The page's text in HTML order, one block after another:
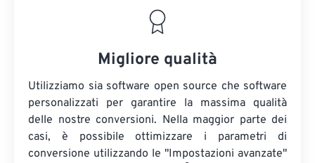
Migliore qualità
Utilizziamo sia software open source che software
personalizzati per garantire la massima qualità
delle nostre conversioni. Nella maggior parte dei
casi, è possibile ottimizzare i parametri di
conversione utilizzando le "Impostazioni avanzate"